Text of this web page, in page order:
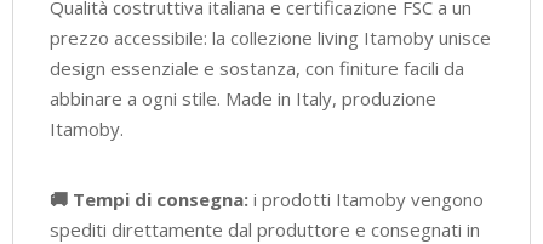
Qualità costruttiva italiana e certificazione FSC a un
prezzo accessibile: la collezione living Itamoby unisce
design essenziale e sostanza, con finiture facili da
abbinare a ogni stile. Made in Italy, produzione
Itamoby.
🚚 Tempi di consegna: i prodotti Itamoby vengono
spediti direttamente dal produttore e consegnati in